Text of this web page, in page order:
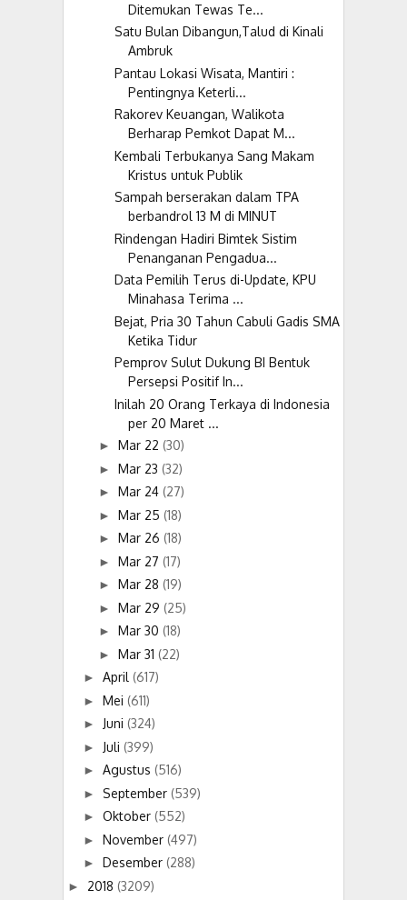
Ditemukan Tewas Te...
Satu Bulan Dibangun,Talud di Kinali
Ambruk
Pantau Lokasi Wisata, Mantiri :
Pentingnya Keterli...
Rakorev Keuangan, Walikota
Berharap Pemkot Dapat M...
Kembali Terbukanya Sang Makam
Kristus untuk Publik
Sampah berserakan dalam TPA
berbandrol 13 M di MINUT
Rindengan Hadiri Bimtek Sistim
Penanganan Pengadua...
Data Pemilih Terus di-Update, KPU
Minahasa Terima ...
Bejat, Pria 30 Tahun Cabuli Gadis SMA
Ketika Tidur
Pemprov Sulut Dukung BI Bentuk
Persepsi Positif In...
Inilah 20 Orang Terkaya di Indonesia
per 20 Maret ...
► Mar 22 (30)
► Mar 23 (32)
► Mar 24 (27)
► Mar 25 (18)
► Mar 26 (18)
► Mar 27 (17)
► Mar 28 (19)
► Mar 29 (25)
► Mar 30 (18)
► Mar 31 (22)
► April (617)
► Mei (611)
► Juni (324)
► Juli (399)
► Agustus (516)
► September (539)
► Oktober (552)
► November (497)
► Desember (288)
► 2018 (3209)